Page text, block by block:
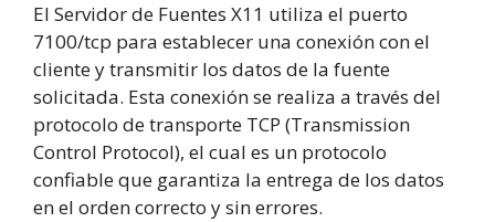
El Servidor de Fuentes X11 utiliza el puerto
7100/tcp para establecer una conexión con el
cliente y transmitir los datos de la fuente
solicitada. Esta conexión se realiza a través del
protocolo de transporte TCP (Transmission
Control Protocol), el cual es un protocolo
confiable que garantiza la entrega de los datos
en el orden correcto y sin errores.